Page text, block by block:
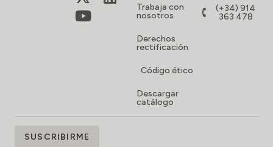
Trabaja con
nosotros
Derechos
rectificación
Código ético
Descargar
catálogo
(+34) 914
363 478
SUSCRÍBETE
SUSCRIBIRME